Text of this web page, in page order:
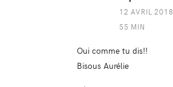
12 AVRIL
55 MIN
Oui comme tu dis!!
Bisous Aurélie